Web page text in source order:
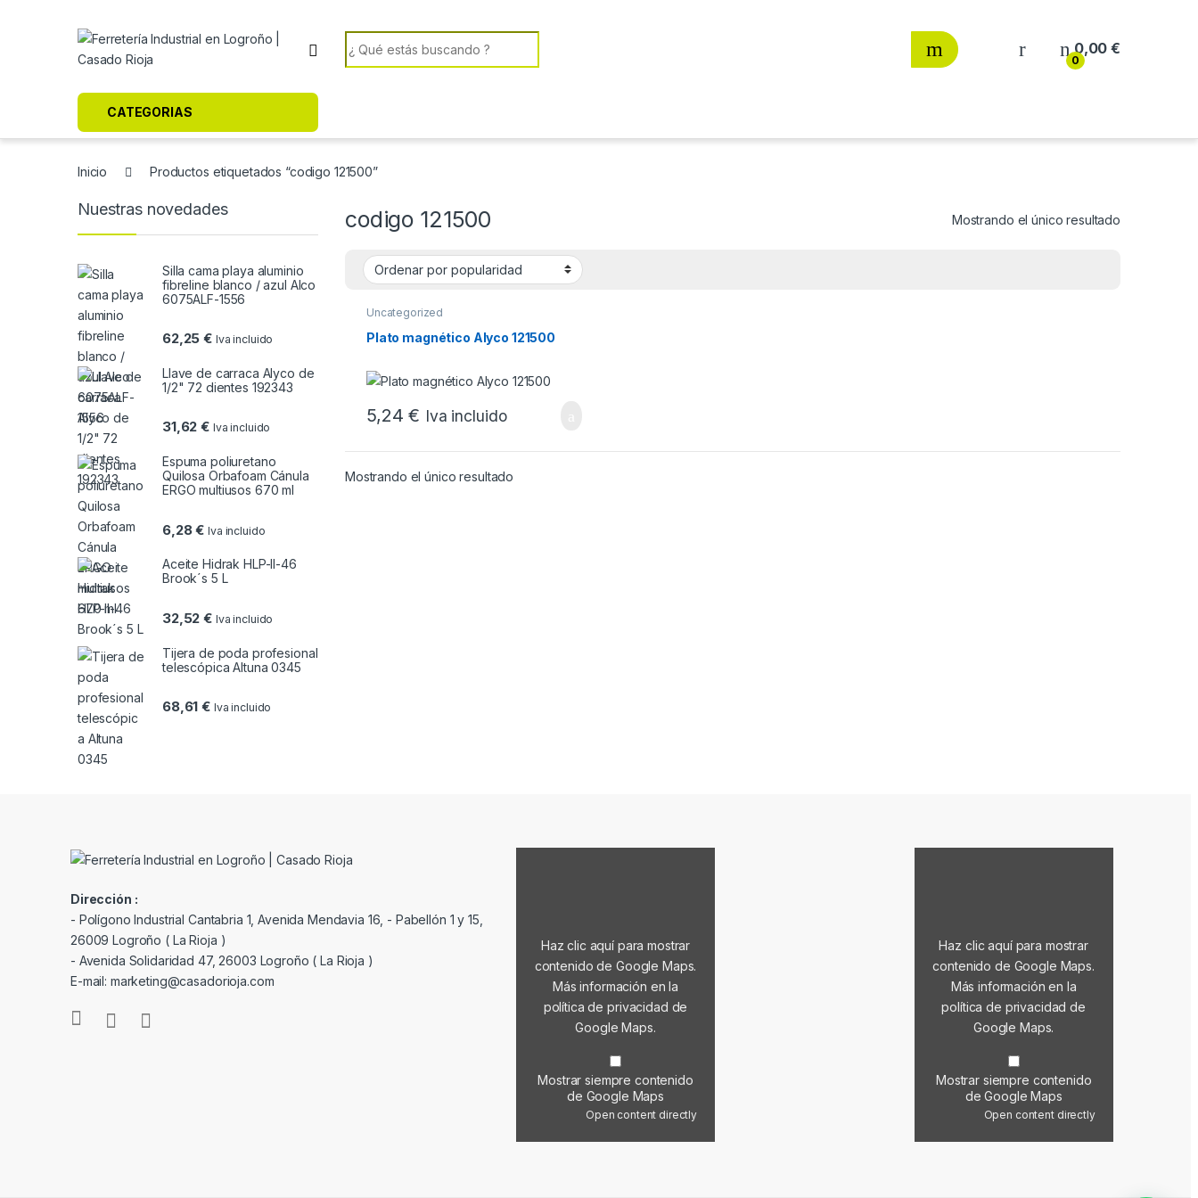
Search for:
0
0,00€
CATEGORIAS
Inicio Productos etiquetados “codigo 121500”
codigo 121500 Mostrando el único resultado
Uncategorized
Plato magnético Alyco 121500
5,24€ Iva incluido
Mostrando el único resultado
Nuestras novedades
Silla cama playa aluminio
fibreline blanco / azul Alco
6075ALF-1556
62,25€ Iva incluido
Llave de carraca Alyco de
1/2" 72 dientes 192343
31,62€ Iva incluido
Espuma poliuretano
Quilosa Orbafoam Cánula
ERGO multiusos 670 ml
6,28€ Iva incluido
Aceite Hidrak HLP-II-46
Brook´s 5 L
32,52€ Iva incluido
Tijera de poda profesional
telescópica Altuna 0345
68,61€ Iva incluido
Dirección :
- Polígono Industrial Cantabria 1, Avenida Mendavia 16, - Pabellón 1 y 15,
26009 Logroño ( La Rioja )
- Avenida Solidaridad 47, 26003 Logroño ( La Rioja )
E-mail: marketing@casadorioja.com
Haz clic aquí para mostrar
contenido de Google Maps.
Más información en la
política de privacidad de
Google Maps.
Mostrar siempre contenido
de Google Maps
Open content directly
Haz clic aquí para mostrar
contenido de Google Maps.
Más información en la
política de privacidad de
Google Maps.
Mostrar siempre contenido
de Google Maps
Open content directly